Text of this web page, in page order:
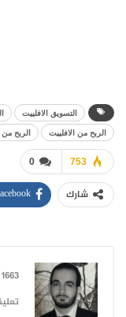
التسويق الافلييت
الربح من الافلييت
الربح من
0 753
شارك
1663 المشاركات